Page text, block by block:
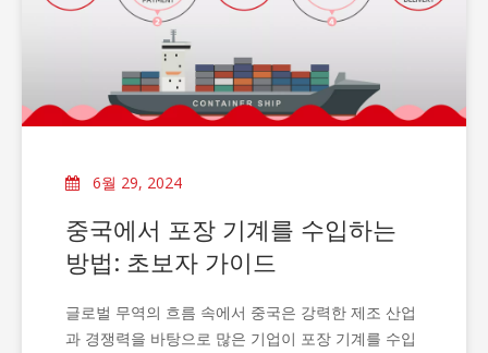
6월 29, 2024
중국에서 포장 기계를 수입하는
방법: 초보자 가이드
글로벌 무역의 흐름 속에서 중국은 강력한 제조 산업
과 경쟁력을 바탕으로 많은 기업이 포장 기계를 수입